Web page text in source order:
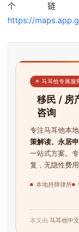
个链
https://
✦ 马耳他专属服
移民 / 房
咨询
专注马耳他本
策解读、永居
一站式方案。
复，无隐性费用
本地持牌律所
本文由 马耳他中